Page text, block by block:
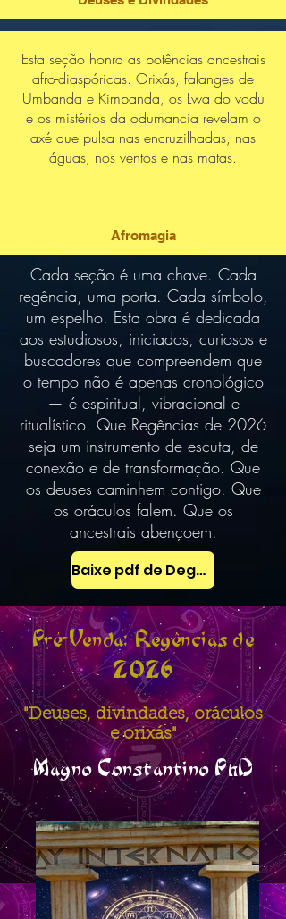
Esta seção honra as potências ancestrais
afro-diaspóricas. Orixás, falanges de
Umbanda e Kimbanda, os Lwa do vodu
e os mistérios da odumancia revelam o
axé que pulsa nas encruzilhadas, nas
águas, nos ventos e nas matas.
Afromagia
Cada seção é uma chave. Cada
regência, uma porta. Cada símbolo,
um espelho. Esta obra é dedicada
aos estudiosos, iniciados, curiosos e
buscadores que compreendem que
o tempo não é apenas cronológico
— é espiritual, vibracional e
ritualístico. Que Regências de 2026
seja um instrumento de escuta, de
conexão e de transformação. Que
os deuses caminhem contigo. Que
os oráculos falem. Que os
ancestrais abençoem.
Baixe pdf de Degustação
Pré-Venda: Regências de
2026
"Deuses, divindades, oráculos
e orixás"
Magno Constantino PhD